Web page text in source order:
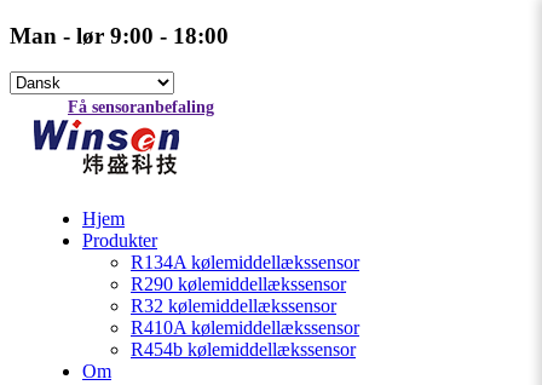
Man - lør 9:00 - 18:00
Få sensoranbefaling
Hjem
Produkter
R134A kølemiddellækssensor
R290 kølemiddellækssensor
R32 kølemiddellækssensor
R410A kølemiddellækssensor
R454b kølemiddellækssensor
Om